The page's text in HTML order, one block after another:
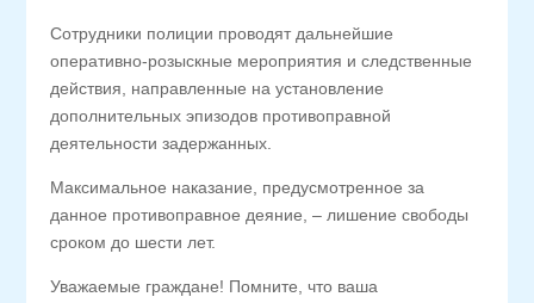
Сотрудники полиции проводят дальнейшие
оперативно-розыскные мероприятия и следственные
действия, направленные на установление
дополнительных эпизодов противоправной
деятельности задержанных.
Максимальное наказание, предусмотренное за
данное противоправное деяние, – лишение свободы
сроком до шести лет.
Уважаемые граждане! Помните, что ваша